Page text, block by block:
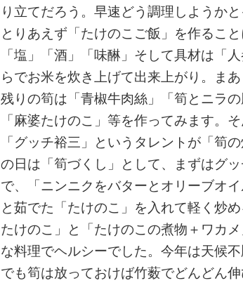
り立てだろう。早速どう調理しようか
とりあえず「たけのこご飯」を作るこ
「塩」「酒」「味醂」そして具材は「
らでお米を炊き上げて出来上がり。ま
残りの筍は「青椒牛肉絲」「筍とニラ
「麻婆たけのこ」等を作ってみます。
「グッチ裕三」というタレントが「筍
の日は「筍づくし」として、まずはグ
で、「ニンニクをバターとオリーブオ
と茹でた「たけのこ」を入れて軽く炒
たけのこ」と「たけのこの煮物＋ワカ
な料理でヘルシーでした。今年は天候
でも筍は放っておけば竹薮でどんどん